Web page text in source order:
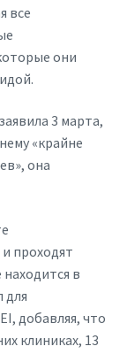
все
они
3 марта,
«крайне
она
проходят
в
для
добавляя, что
клиниках, 13